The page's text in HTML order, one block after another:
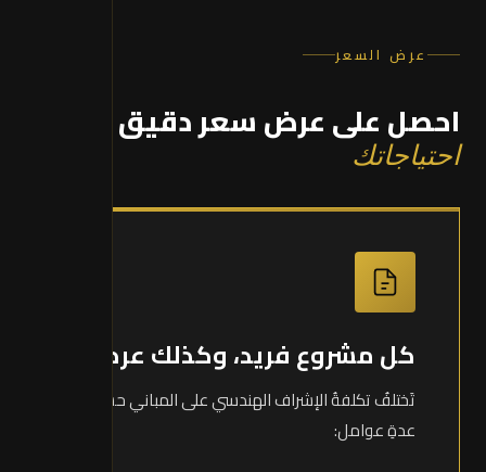
عرض السعر
احصل على عرض سعر دقيق
احتياجاتك
كل مشروع فريد، وكذلك عرضه
تَختلفُ تكلفةُ الإشراف الهندسي على المباني حسبَ
عدةِ عوامل: